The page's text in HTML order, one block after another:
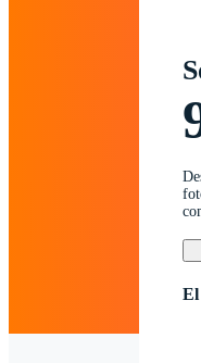
El